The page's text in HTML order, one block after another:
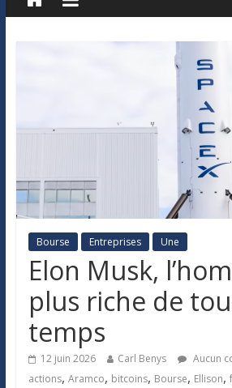
Bourse Entreprises Une
Elon Musk,
plus riche de
temps
12 juin 2026 Carl Benys
Aucun
actions, Aramco, bitcoins, Bourse, Ellison,